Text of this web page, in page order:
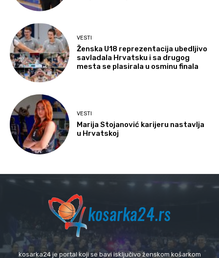
VESTI
Ženska U18 reprezentacija ubedljivo
savladala Hrvatsku i sa drugog
mesta se plasirala u osminu finala
VESTI
Marija Stojanović karijeru nastavlja
u Hrvatskoj
kosarka24 je portal koji se bavi isključivo ženskom košarkom